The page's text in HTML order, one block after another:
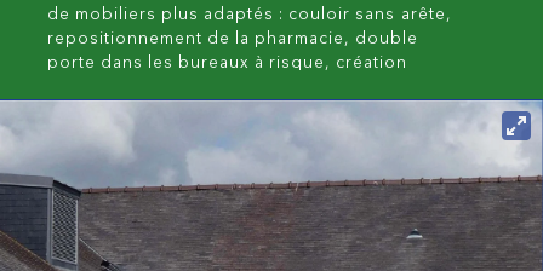
de mobiliers plus adaptés : couloir sans arête,
repositionnement de la pharmacie, double
porte dans les bureaux à risque, création
tout en laissant l’ensemble à la vue des
réfléchies, à court terme avec une contrainte
budgétaire forte, et à moyen terme avec une
anticipation budgétaire.